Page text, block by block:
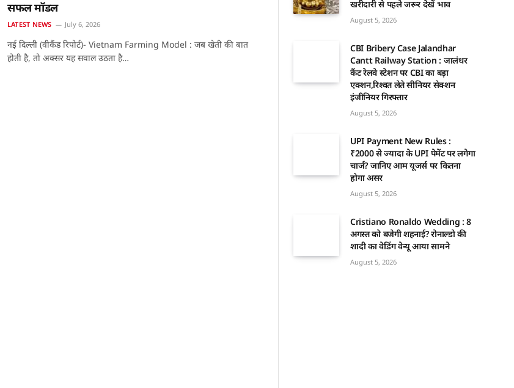
सफल मॉडल
LATEST NEWS July 6, 2026
नई दिल्ली (वीकैंड रिपोर्ट)- Vietnam Farming Model : जब खेती की बात
होती है, तो अक्सर यह सवाल उठता है…
खरीदारी से पहले जरूर देखें भाव
August 5, 2026
CBI Bribery Case Jalandhar
Cantt Railway Station : जालंधर
कैंट रेलवे स्टेशन पर CBI का बड़ा
एक्शन,रिश्वत लेते सीनियर सेक्शन
इंजीनियर गिरफ्तार
August 5, 2026
UPI Payment New Rules :
₹2000 से ज्यादा के UPI पेमेंट पर लगेगा
चार्ज? जानिए आम यूजर्स पर कितना
होगा असर
August 5, 2026
Cristiano Ronaldo Wedding : 8
अगस्त को बजेगी शहनाई? रोनाल्डो की
शादी का वेडिंग वेन्यू आया सामने
August 5, 2026